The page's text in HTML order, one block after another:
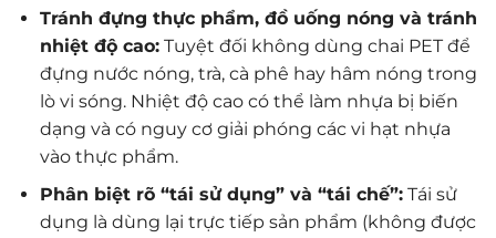
Tránh đựng thực phẩm, đồ uống nóng và tránh
nhiệt độ cao:Tuyệt đối không dùng chai PET để
đựng nước nóng, trà, cà phê hay hâm nóng trong
lò vi sóng. Nhiệt độ cao có thể làm nhựa bị biến
dạng và có nguy cơ giải phóng các vi hạt nhựa
vào thực phẩm.
Phân biệt rõ “tái sử dụng” và “tái chế”:Tái sử
dụng là dùng lại trực tiếp sản phẩm (không được